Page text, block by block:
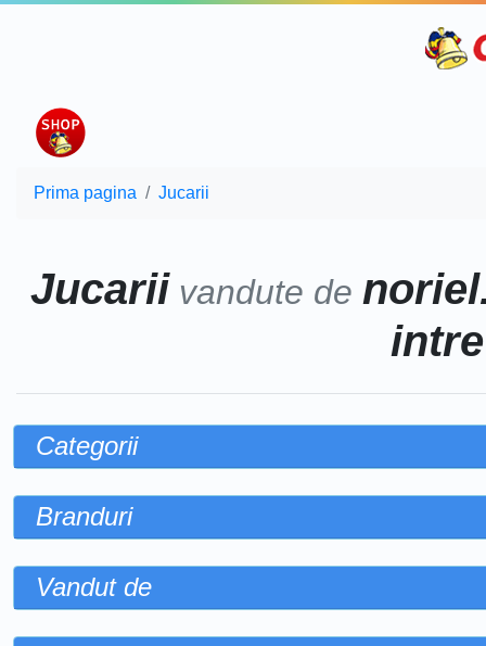
Prima pagina Jucarii
Jucarii vandute de
Categorii
Branduri
Vandut de